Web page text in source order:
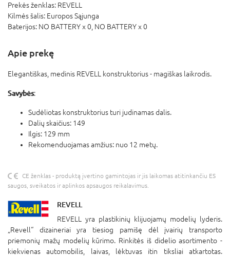
Prekės ženklas: REVELL
Kilmės šalis: Europos Sąjunga
Baterijos: NO BATTERY x 0, NO BATTERY x 0
Apie prekę
Elegantiškas, medinis REVELL konstruktorius - magiškas laikrodis.
Savybės:
Sudėliotas konstruktorius turi judinamas dalis.
Dalių skaičius: 149
Ilgis: 129 mm
Rekomenduojamas amžius: nuo 12 metų.
CE ženklas - produktą įvertino gamintojas ir jis laikomas atitinkančiu ES
saugos, sveikatos ir aplinkos apsaugos reikalavimus.
REVELL
REVELL yra plastikinių klijuojamų modelių lyderis.
„Revell“ dizaineriai yra tiesiog pamišę dėl įvairių transporto
priemonių mažų modelių kūrimo. Rinkitės iš didelio asortimento -
kiekvienas automobilis, laivas, lėktuvas itin tiksliai atkartotas.